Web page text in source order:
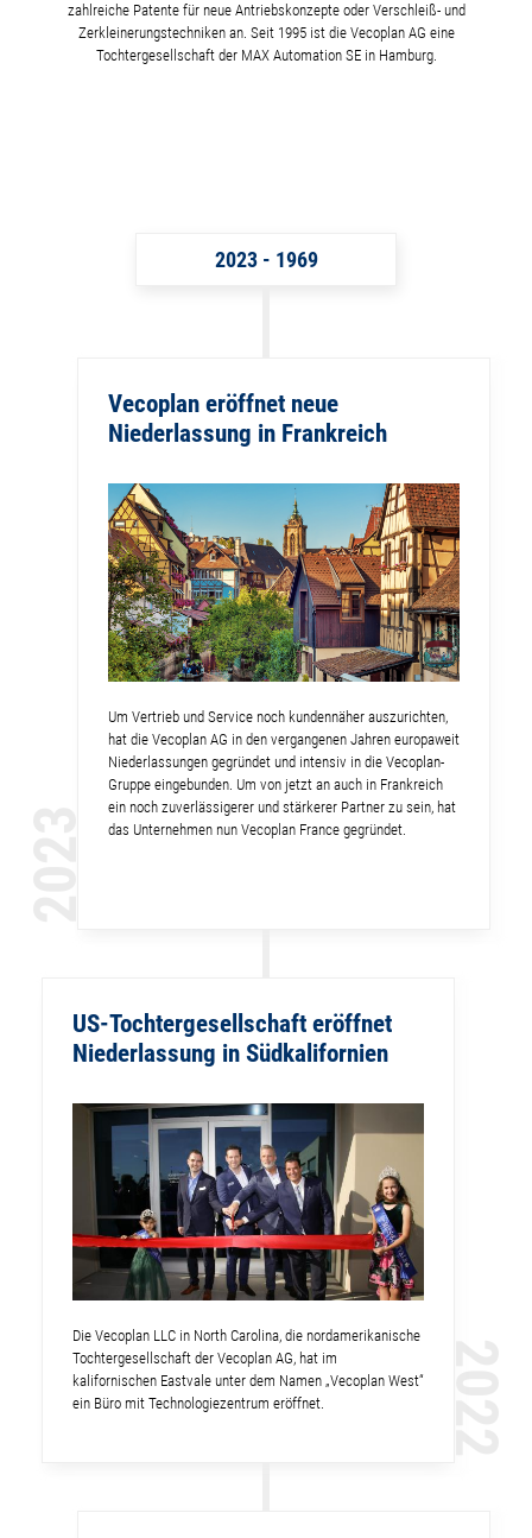
zahlreiche Patente für neue Antriebskonzepte oder Verschleiß- und
Zerkleinerungstechniken an. Seit 1995 ist die Vecoplan AG eine
Tochtergesellschaft der MAX Automation SE in Hamburg.
2023 - 1969
Vecoplan eröffnet neue
Niederlassung in Frankreich
Um Vertrieb und Service noch kundennäher auszurichten,
hat die Vecoplan AG in den vergangenen Jahren europaweit
Niederlassungen gegründet und intensiv in die Vecoplan-
Gruppe eingebunden. Um von jetzt an auch in Frankreich
ein noch zuverlässigerer und stärkerer Partner zu sein, hat
das Unternehmen nun Vecoplan France gegründet.
US-Tochtergesellschaft eröffnet
Niederlassung in Südkalifornien
Die Vecoplan LLC in North Carolina, die nordamerikanische
Tochtergesellschaft der Vecoplan AG, hat im
kalifornischen Eastvale unter dem Namen „Vecoplan West“
ein Büro mit Technologiezentrum eröffnet.